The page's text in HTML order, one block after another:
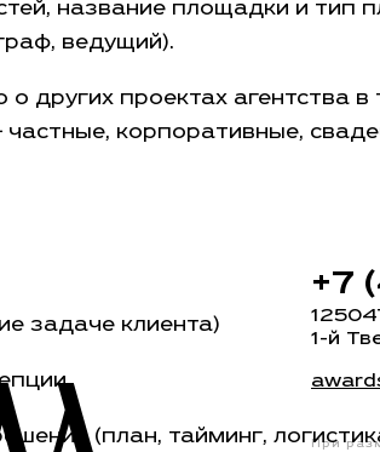
название площадки и тип
ведущий).
проектах агентства в
корпоративные,
задаче клиента)
(план, тайминг,
+7
1-й
При